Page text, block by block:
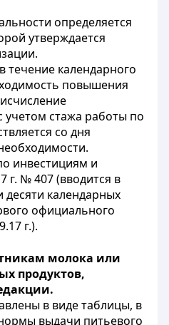
определяется
утверждается
течение календарного
повышения
учетом стажа работы по
со дня
инвестициям и
г. № 407 (вводится в
десяти календарных
официального
г.).
молока или
продуктов,
в виде таблицы, в
выдачи питьевого